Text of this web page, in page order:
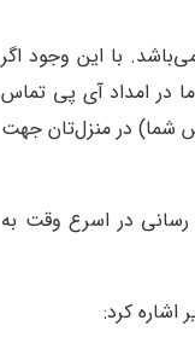
با این وجود اگر
در امداد آی پی تماس
شما) در منزل‌تان جهت
رسانی در اسرع وقت به
اشاره کرد: